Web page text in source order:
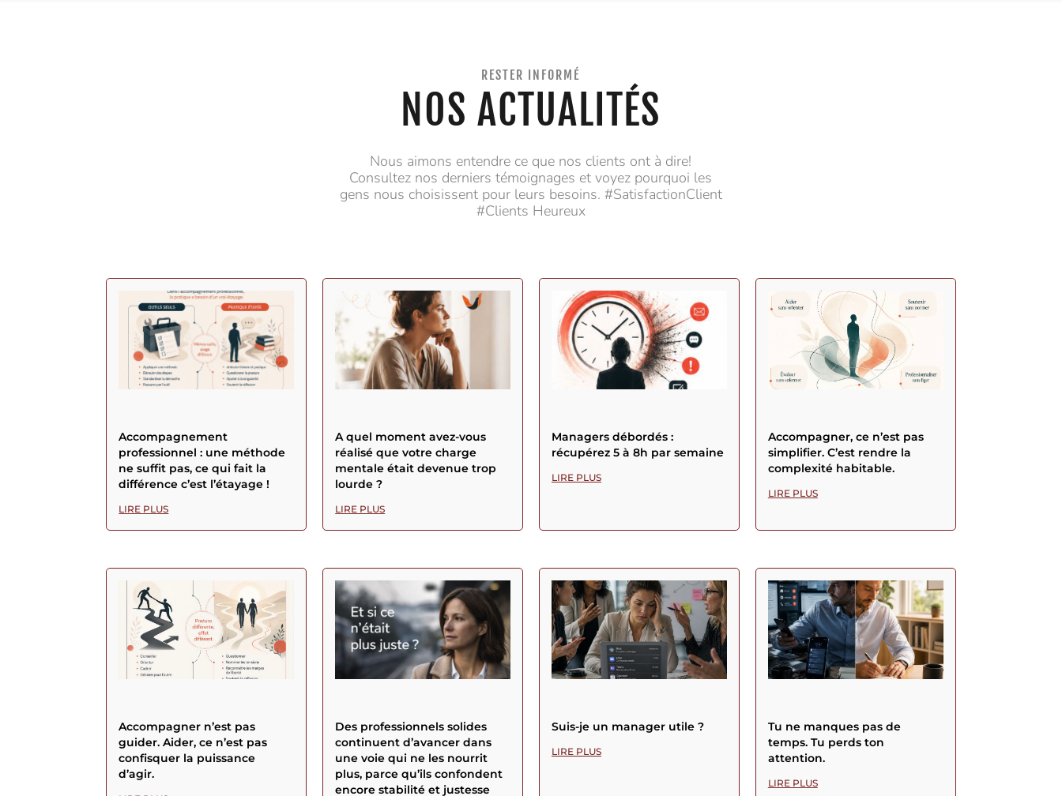
RESTER INFORMÉ
NOS ACTUALITÉS
Nous aimons entendre ce que nos clients ont à dire!
Consultez nos derniers témoignages et voyez pourquoi les
gens nous choisissent pour leurs besoins. #SatisfactionClient
#Clients Heureux
Accompagnement
professionnel : une méthode
ne suffit pas, ce qui fait la
différence c’est l’étayage !
LIRE PLUS
A quel moment avez-vous
réalisé que votre charge
mentale était devenue trop
lourde ?
LIRE PLUS
Managers débordés :
récupérez 5 à 8h par semaine
LIRE PLUS
Accompagner, ce n’est pas
simplifier. C’est rendre la
complexité habitable.
LIRE PLUS
Accompagner n’est pas
guider. Aider, ce n’est pas
confisquer la puissance
d’agir.
Des professionnels solides
continuent d’avancer dans
une voie qui ne les nourrit
plus, parce qu’ils confondent
encore stabilité et justesse
Suis-je un manager utile ?
LIRE PLUS
Tu ne manques pas de
temps. Tu perds ton
attention.
LIRE PLUS